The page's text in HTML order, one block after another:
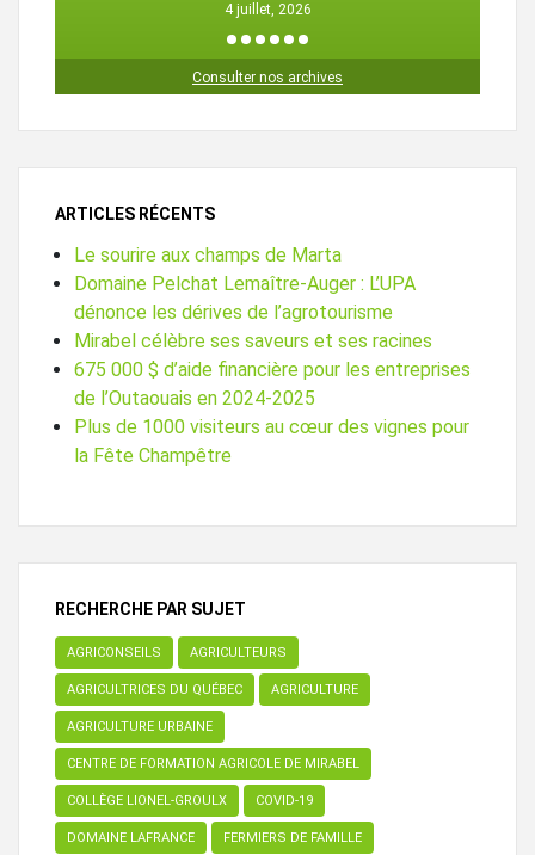
4 juillet, 2026
1 2 3 4 5
Consulter nos archives
ARTICLES RÉCENTS
Le sourire aux champs de Marta
Domaine Pelchat Lemaître-Auger : L’UPA
dénonce les dérives de l’agrotourisme
Mirabel célèbre ses saveurs et ses racines
675 000 $ d’aide financière pour les entreprises
de l’Outaouais en 2024-2025
Plus de 1000 visiteurs au cœur des vignes pour
la Fête Champêtre
RECHERCHE PAR SUJET
AGRICONSEILS AGRICULTEURS
AGRICULTRICES DU QUÉBEC AGRICULTURE
AGRICULTURE URBAINE
CENTRE DE FORMATION AGRICOLE DE MIRABEL
COLLÈGE LIONEL-GROULX COVID-19
DOMAINE LAFRANCE FERMIERS DE FAMILLE